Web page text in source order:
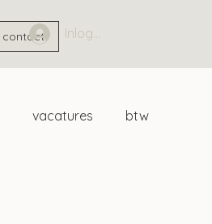
contact Inloggen
vacatures btw